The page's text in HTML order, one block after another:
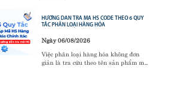
HƯỚNG DẪN TRA MÃ HS CODE THEO 6 QUY
TẮC PHÂN LOẠI HÀNG HÓA
Ngày 06/08/2026
Việc phân loại hàng hóa không đơn
giản là tra cứu theo tên sản phẩm mà